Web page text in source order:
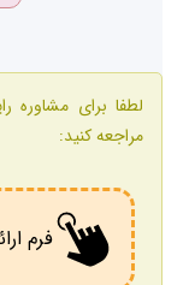
لطفا برای مشاوره
مراجعه کنید:
فرم